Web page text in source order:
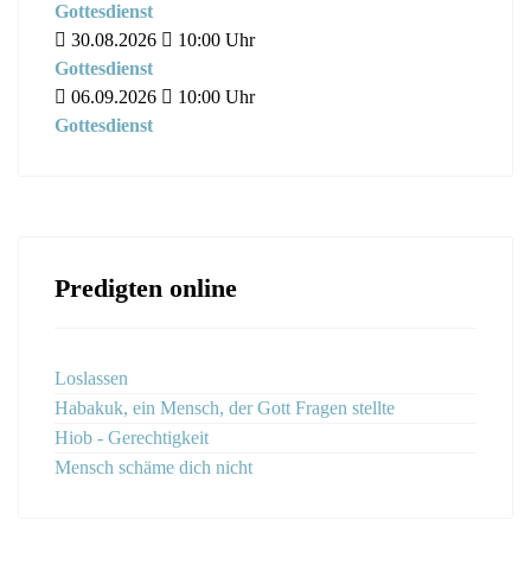
Gottesdienst
30.08.2026
10:00 Uhr
Gottesdienst
06.09.2026
10:00 Uhr
Gottesdienst
Predigten online
Loslassen
Habakuk, ein Mensch, der Gott Fragen stellte
Hiob - Gerechtigkeit
Mensch schäme dich nicht